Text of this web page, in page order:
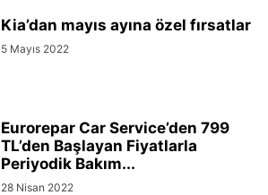
Kia’dan mayıs ayına özel fırsatlar
5 Mayıs 2022
Eurorepar Car Service’den 799
TL’den Başlayan Fiyatlarla
Periyodik Bakım...
28 Nisan 2022